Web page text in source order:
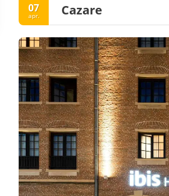
07
apr. Cazare